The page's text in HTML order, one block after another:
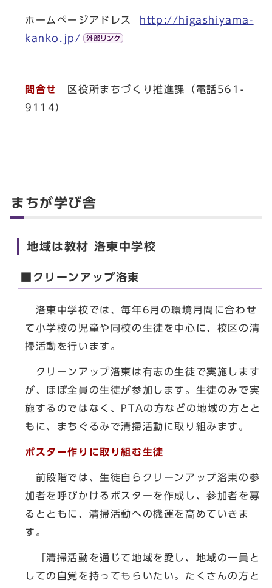
ホームページアドレス
http://higashiyama-
kanko.jp/
問合せ
区役所まちづくり推進課（電話561-
9114）
まちが学び舎
地域は教材 洛東中学校
■クリーンアップ洛東
洛東中学校では、毎年6月の環境月間に合わせ
て小学校の児童や同校の生徒を中心に、校区の清
掃活動を行います。
クリーンアップ洛東は有志の生徒で実施します
が、ほぼ全員の生徒が参加します。生徒のみで実
施するのではなく、PTAの方などの地域の方とと
もに、まちぐるみで清掃活動に取り組みます。
ポスター作りに取り組む生徒
前段階では、生徒自らクリーンアップ洛東の参
加者を呼びかけるポスターを作成し、参加者を募
るとともに、清掃活動への機運を高めていきま
す。
「清掃活動を通じて地域を愛し、地域の一員と
しての自覚を持ってもらいたい。たくさんの方と